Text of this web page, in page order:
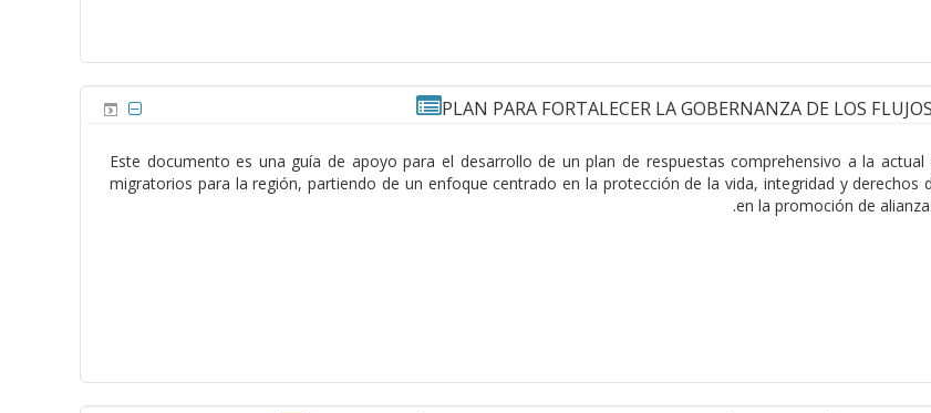
PLAN PARA FORTALECER LA GOBERNANZA DE LOS
Este documento es una guía de apoyo para el desarrollo de un plan de respuestas comprehensivo a la
migratorios para la región, partiendo de un enfoque centrado en la protección de la vida, integridad y derechos
en la promoción de